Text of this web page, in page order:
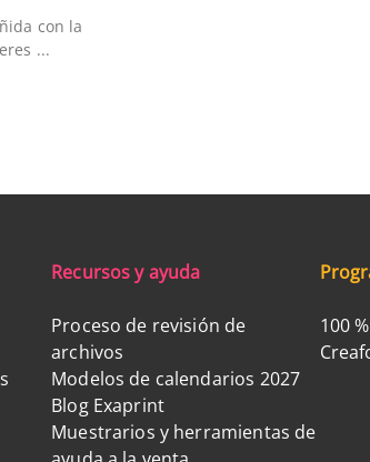
con la
...
Recursos y ayuda
Proceso de revisión de
archivos
Modelos de calendarios 2027
Blog Exaprint
Muestrarios y herramientas de
100